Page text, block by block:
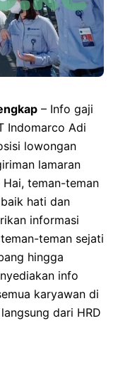
– Info gaji
Indomarco Adi
lowongan
lamaran
teman-teman
hati dan
informasi
teman sejati
hingga
info
karyawan di
dari HRD